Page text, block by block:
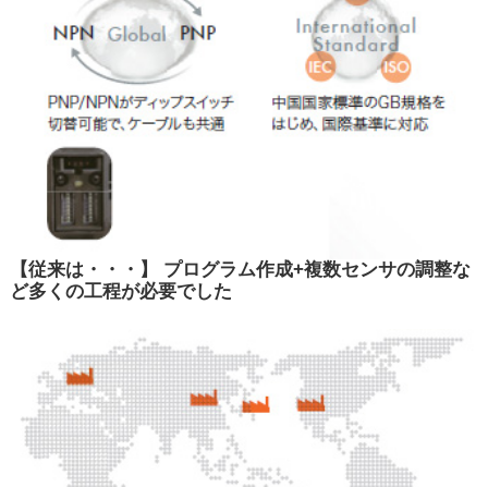
【従来は・・・】 プログラム作成+複数センサの調整な
ど多くの工程が必要でした